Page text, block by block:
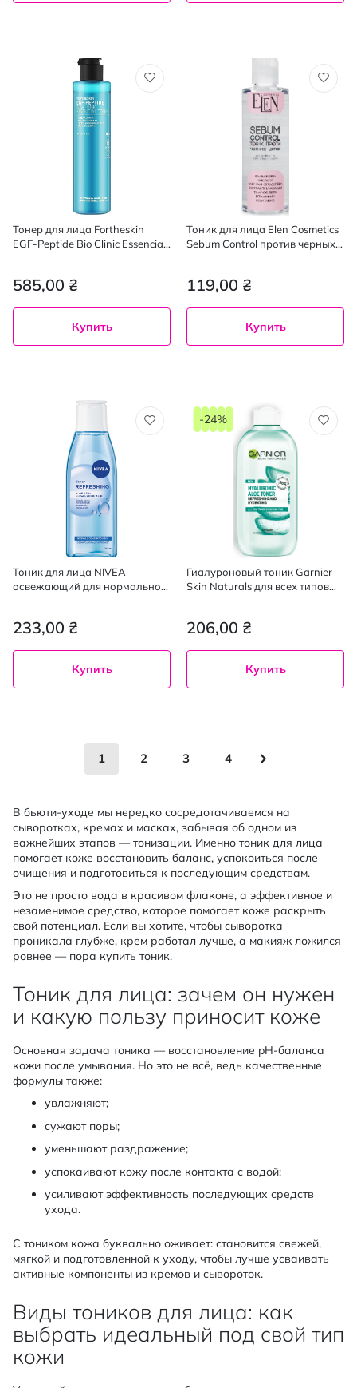
Тонер для лица Fortheskin
EGF-Peptide Bio Clinic Essencial
585,00 ₴
Купить
Тоник для лица Elen Cosmetics
Sebum Control против черных
119,00 ₴
Купить
Тоник для лица NIVEA
освежающий для нормальной
233,00 ₴
Купить
Гиалуроновый тоник Garnier
Skin Naturals для всех типов
206,00 ₴
-24%
Купить
You're currently reading page
1 Страница
2 Страница
3 Страница
4 Страница
Следующее
В бьюти-уходе мы нередко сосредотачиваемся на
сыворотках, кремах и масках, забывая об одном из
важнейших этапов — тонизации. Именно тоник для лица
помогает коже восстановить баланс, успокоиться после
очищения и подготовиться к последующим средствам.
Это не просто вода в красивом флаконе, а эффективное и
незаменимое средство, которое помогает коже раскрыть
свой потенциал. Если вы хотите, чтобы сыворотка
проникала глубже, крем работал лучше, а макияж ложился
ровнее — пора купить тоник.
Тоник для лица: зачем он нужен
и какую пользу приносит коже
Основная задача тоника — восстановление pH-баланса
кожи после умывания. Но это не всё, ведь качественные
формулы также:
увлажняют;
сужают поры;
уменьшают раздражение;
успокаивают кожу после контакта с водой;
усиливают эффективность последующих средств
ухода.
С тоником кожа буквально оживает: становится свежей,
мягкой и подготовленной к уходу, чтобы лучше усваивать
активные компоненты из кремов и сывороток.
Виды тоников для лица: как
выбрать идеальный под свой тип
кожи